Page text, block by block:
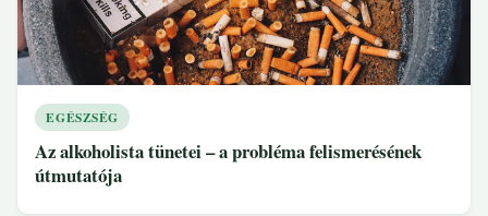
EGÉSZSÉG
Az alkoholista tünetei – a probléma felismerésének
útmutatója